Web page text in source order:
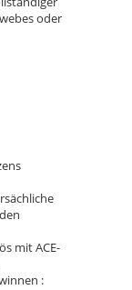
oder
mit ACE-
: